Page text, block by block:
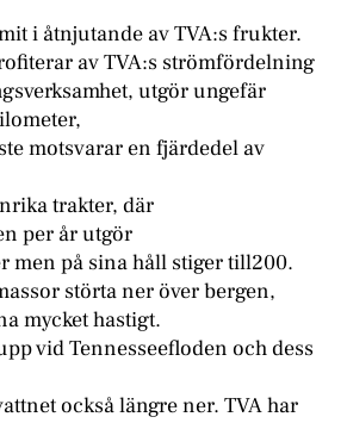
i åtnjutande av TVA:s frukter.
av TVA:s strömfördelning
utgör ungefär
motsvarar en fjärdedel av
trakter, där
per år utgör
men på sina håll stiger till200.
störta ner över bergen,
mycket hastigt.
vid Tennesseefloden och dess
också längre ner. TVA har